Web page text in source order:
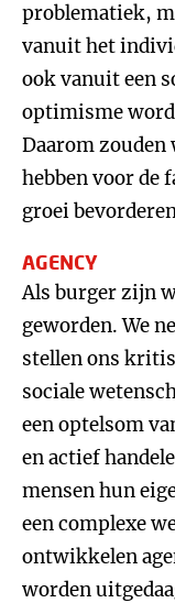
problematiek,
vanuit het
ook vanuit een
optimisme word
Daarom zouden
hebben voor de
groei
AGENCY
Als burger zijn
geworden. We
stellen ons
sociale
een optelsom
en actief
mensen hun
een complexe
ontwikkelen
worden